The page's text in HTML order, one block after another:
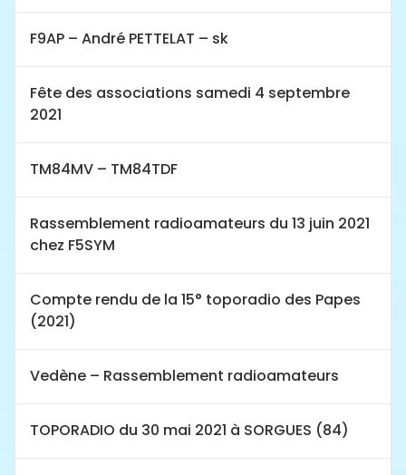
F9AP – André PETTELAT – sk
Fête des associations samedi 4 septembre
2021
TM84MV – TM84TDF
Rassemblement radioamateurs du 13 juin 2021
chez F5SYM
Compte rendu de la 15° toporadio des Papes
(2021)
Vedène – Rassemblement radioamateurs
TOPORADIO du 30 mai 2021 à SORGUES (84)